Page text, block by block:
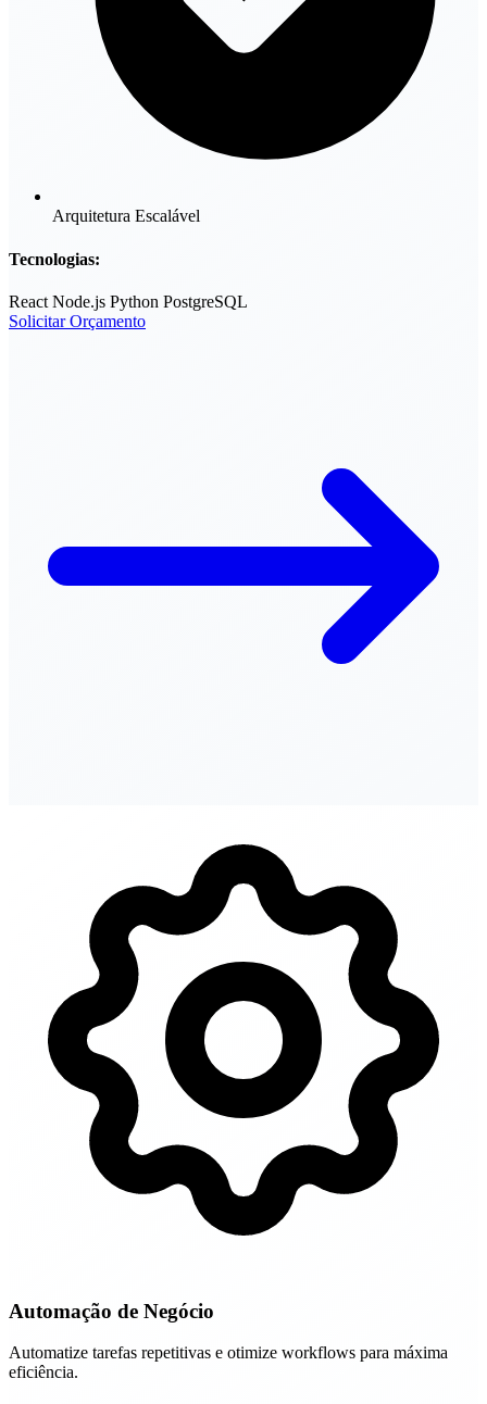
Arquitetura Escalável
Tecnologias:
React Node.js Python PostgreSQL
Solicitar Orçamento
Automação de Negócio
Automatize tarefas repetitivas e otimize workflows para máxima
eficiência.